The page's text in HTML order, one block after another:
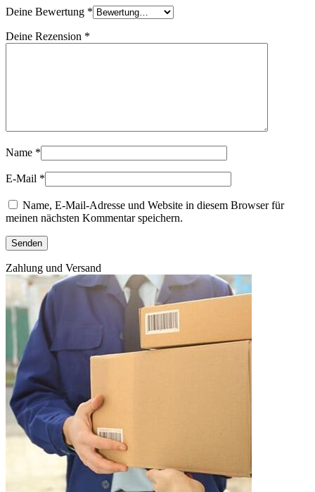
Deine Bewertung *
Deine Rezension *
Name *
E-Mail *
Name, E-Mail-Adresse und Website in diesem Browser für
meinen nächsten Kommentar speichern.
Zahlung und Versand